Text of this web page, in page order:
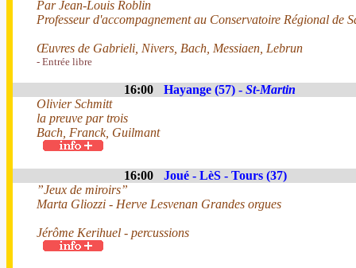
Par Jean-Louis Roblin
Professeur d'accompagnement au Conservatoire Régional de
Œuvres de Gabrieli, Nivers, Bach, Messiaen, Lebrun
- Entrée libre
16:00 Hayange (57) - St-Martin
Olivier Schmitt
la preuve par trois
Bach, Franck, Guilmant
16:00
Joué - LèS - Tours (37)
”Jeux de miroirs”
Marta Gliozzi - Herve Lesvenan Grandes orgues
Jérôme Kerihuel - percussions